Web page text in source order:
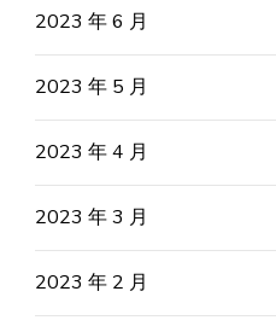
2023 年 6 月
2023 年 5 月
2023 年 4 月
2023 年 3 月
2023 年 2 月